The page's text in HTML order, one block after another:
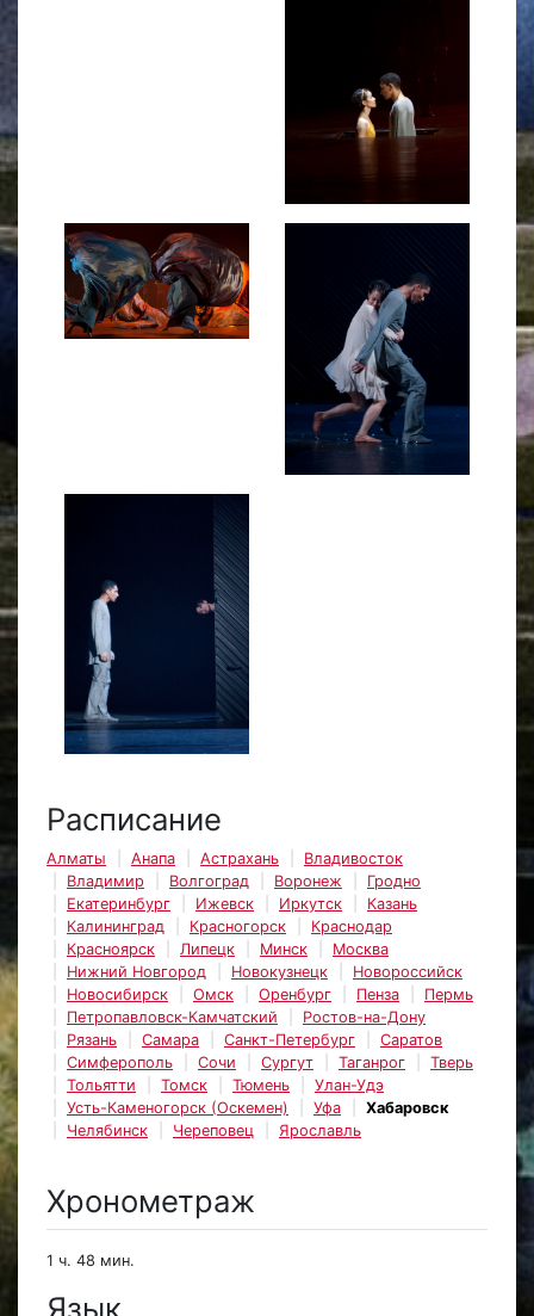
Расписание
Алматы Анапа Астрахань
Владивосток
Владимир
Волгоград Воронеж
Гродно
Екатеринбург
Ижевск Иркутск
Казань
Калининград
Красногорск
Краснодар
Красноярск
Липецк Минск
Москва
Нижний Новгород
Новокузнецк
Новороссийск
Новосибирск
Омск Оренбург Пенза
Пермь
Петропавловск-Камчатский
Ростов-на-Дону
Рязань
Самара Санкт-Петербург
Саратов
Симферополь
Сочи Сургут Таганрог
Тверь
Тольятти
Томск Тюмень
Улан-Удэ
Усть-Каменогорск (Оскемен)
Уфа
Хабаровск
Челябинск
Череповец Ярославль
Хронометраж
1 ч. 48 мин.
Язык